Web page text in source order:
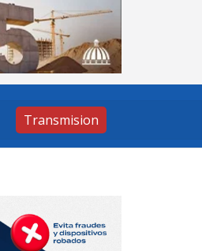
Transmision